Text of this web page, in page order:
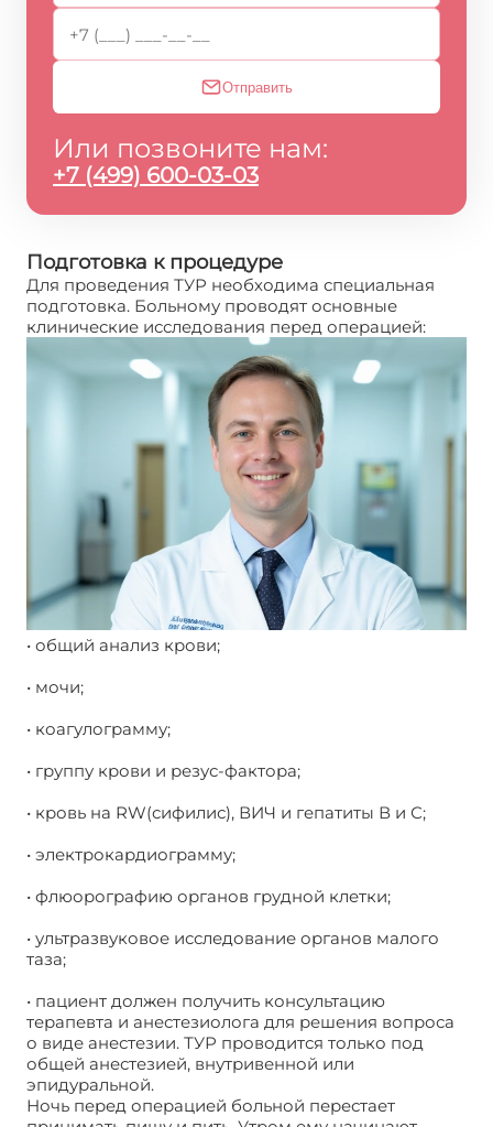
Отправить
Или позвоните нам:
+7 (499) 600-03-03
Подготовка к процедуре
Для проведения ТУР необходима специальная
подготовка. Больному проводят основные
клинические исследования перед операцией:
• общий анализ крови;
• мочи;
• коагулограмму;
• группу крови и резус-фактора;
• кровь на RW(сифилис), ВИЧ и гепатиты В и С;
• электрокардиограмму;
• флюорографию органов грудной клетки;
• ультразвуковое исследование органов малого
таза;
• пациент должен получить консультацию
терапевта и анестезиолога для решения вопроса
о виде анестезии. ТУР проводится только под
общей анестезией, внутривенной или
эпидуральной.
Ночь перед операцией больной перестает